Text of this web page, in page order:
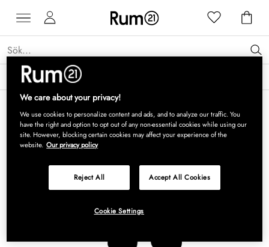
Få 15 % rabatt på Grythyttan Stålmöbler* →
We care about your privacy!
We use cookies to personalize content and ads, and to analyze our traffic. You
have the right and option to opt out of any non-essential cookies while using our
site. However, blocking certain cookies may affect your experience of the
website. Our privacy policy
Reject All Accept All Cookies
Cookie Settings